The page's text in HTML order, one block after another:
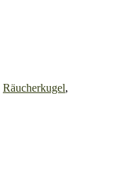
Räucherkugel,